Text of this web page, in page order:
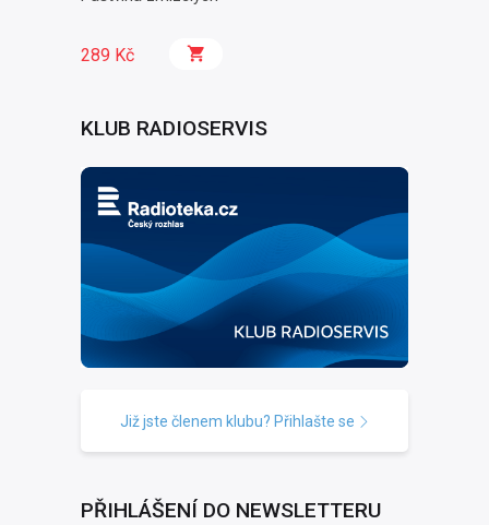
289 Kč
KLUB RADIOSERVIS
Již jste členem klubu? Přihlašte se
PŘIHLÁŠENÍ DO NEWSLETTERU